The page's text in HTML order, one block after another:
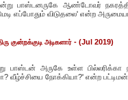
பாஸ்டனருகே ஆண்டோவர்
எப்போதும் விடுதலை' என்ற
குன்றக்குடி அடிகளார் - (Jul 2019)
பாஸ்டன் அருகே உள்ள பில்லரிக்கா
வீழ்ச்சியை நோக்கியா?' என்ற பட்டிமன்ற